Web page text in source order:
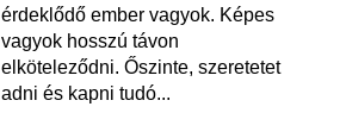
érdeklődő ember vagyok. Képes
vagyok hosszú távon
elköteleződni. Őszinte, szeretetet
adni és kapni tudó...